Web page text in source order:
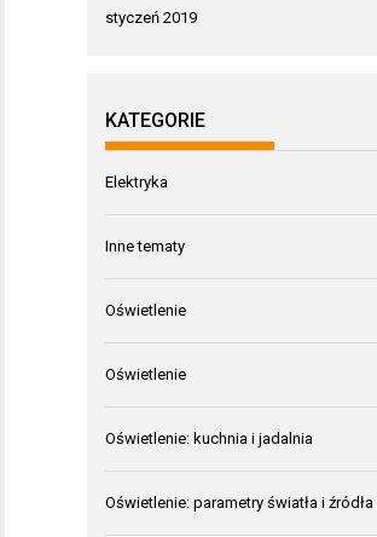
styczeń 2019
KATEGORIE
Elektryka
Inne tematy
Oświetlenie
Oświetlenie
Oświetlenie: kuchnia i jadalnia
Oświetlenie: parametry światła i źródła